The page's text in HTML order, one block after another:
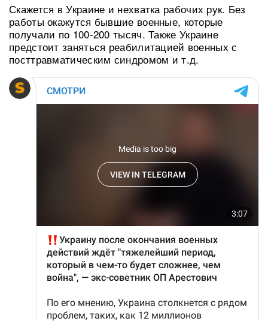
Скажется в Украине и нехватка рабочих рук. Без
работы окажутся бывшие военные, которые
получали по 100-200 тысяч. Также Украине
предстоит заняться реабилитацией военных с
посттравматическим синдромом и т.д.